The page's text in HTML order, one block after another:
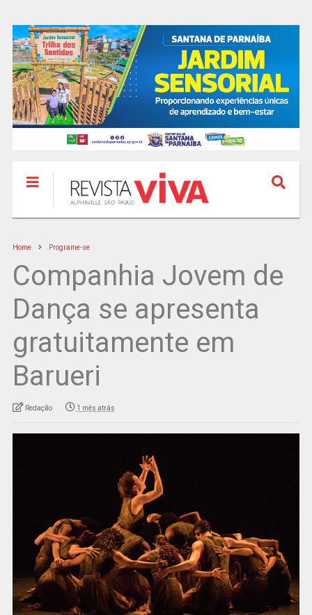
Home Programe-se
Companhia Jovem de
Dança se apresenta
gratuitamente em
Barueri
Redação 1 mês atrás